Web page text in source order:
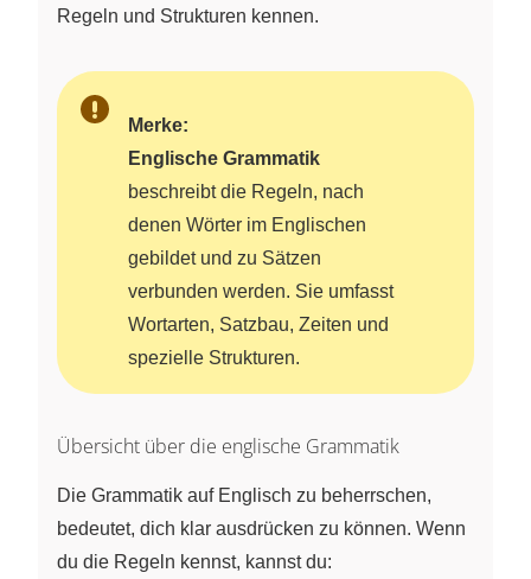
Regeln und Strukturen kennen.
Merke:
Englische Grammatik
beschreibt die Regeln, nach
denen Wörter im Englischen
gebildet und zu Sätzen
verbunden werden. Sie umfasst
Wortarten, Satzbau, Zeiten und
spezielle Strukturen.
Übersicht über die englische Grammatik
Die Grammatik auf Englisch zu beherrschen,
bedeutet, dich klar ausdrücken zu können. Wenn
du die Regeln kennst, kannst du: